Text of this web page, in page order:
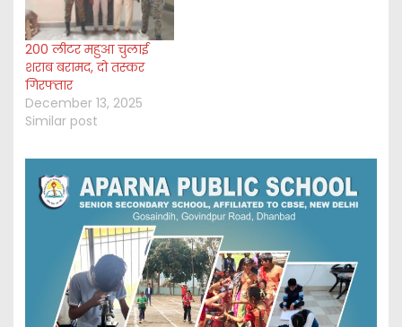
200 लीटर महुआ चुलाई
शराब बरामद, दो तस्कर
गिरफ्तार
December 13, 2025
Similar post